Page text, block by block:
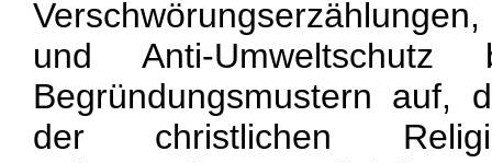
und Anti-
Begründungsmustern auf,
der christlichen